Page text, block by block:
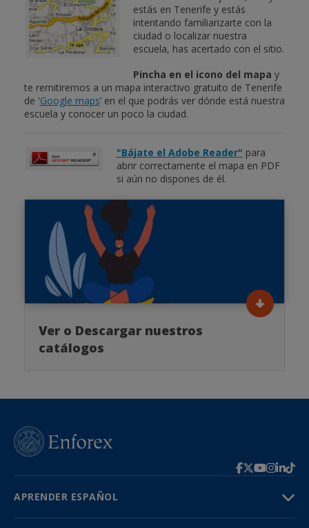
estás en Tenerife y estás
intentando familiarizarte con la
ciudad o localizar nuestra
escuela, has acertado con el sitio.
Pincha en el icono del mapa y
te remitiremos a un mapa interactivo gratuito de Tenerife
de 'Google maps’ en el que podrás ver dónde está nuestra
escuela y conocer un poco la ciudad.
"Bájate el Adobe Reader" para
abrir correctamente el mapa en PDF
si aún no dispones de él.
Ver o Descargar nuestros
catálogos
APRENDER ESPAÑOL